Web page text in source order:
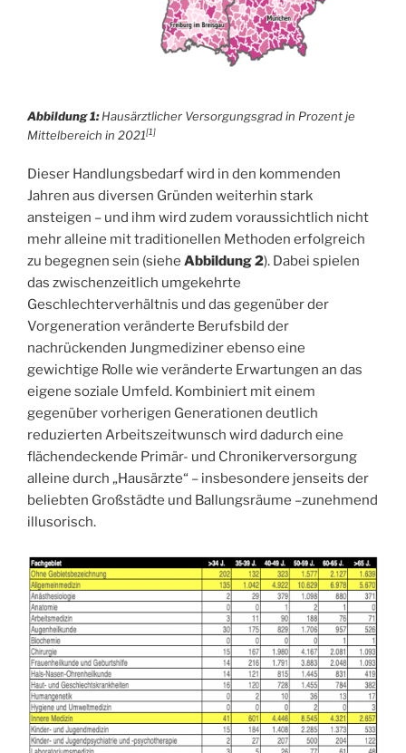
Abbildung 1:Hausärztlicher Versorgungsgrad in Prozent je
Mittelbereich in 2021[1]
Dieser Handlungsbedarf wird in den kommenden
Jahren aus diversen Gründen weiterhin stark
ansteigen – und ihm wird zudem voraussichtlich nicht
mehr alleine mit traditionellen Methoden erfolgreich
zu begegnen sein (siehe Abbildung 2). Dabei spielen
das zwischenzeitlich umgekehrte
Geschlechterverhältnis und das gegenüber der
Vorgeneration veränderte Berufsbild der
nachrückenden Jungmediziner ebenso eine
gewichtige Rolle wie veränderte Erwartungen an das
eigene soziale Umfeld. Kombiniert mit einem
gegenüber vorherigen Generationen deutlich
reduzierten Arbeitszeitwunsch wird dadurch eine
flächendeckende Primär- und Chronikerversorgung
alleine durch „Hausärzte“ – insbesondere jenseits der
beliebten Großstädte und Ballungsräume –zunehmend
illusorisch.